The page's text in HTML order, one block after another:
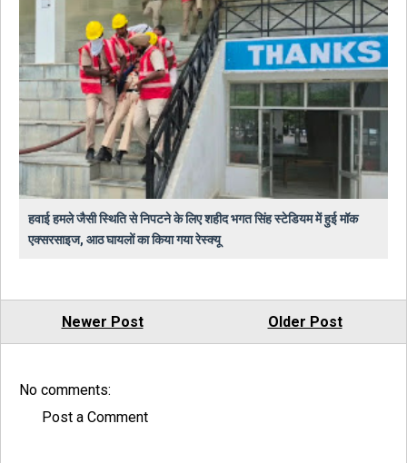
हवाई हमले जैसी स्थिति से निपटने के लिए शहीद भगत सिंह स्टेडियम में हुई मॉक
एक्सरसाइज, आठ घायलों का किया गया रेस्क्यू
Newer Post Older Post
No comments:
Post a Comment